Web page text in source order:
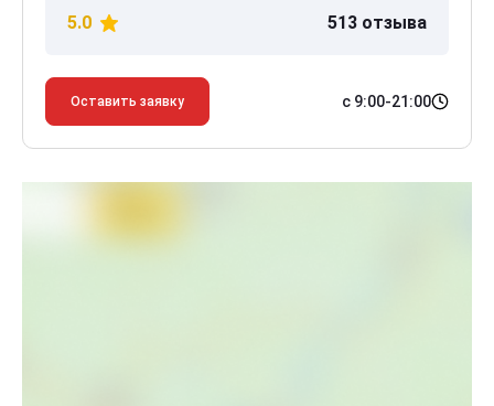
5.0 513 отзыва
Оставить заявку с 9:00-21:00